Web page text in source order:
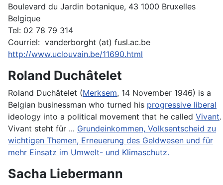
Boulevard du Jardin botanique, 43 1000 Bruxelles
Belgique
Tel: 02 78 79 314
Courriel: vanderborght (at) fusl.ac.be
http://www.uclouvain.be/11690.html
Roland Duchâtelet
Roland Duchâtelet (Merksem, 14 November 1946) is a
Belgian businessman who turned his progressive liberal
ideology into a political movement that he called Vivant.
Vivant steht für ... Grundeinkommen, Volksentscheid zu
wichtigen Themen, Erneuerung des Geldwesen und für
mehr Einsatz im Umwelt- und Klimaschutz.
Sacha Liebermann